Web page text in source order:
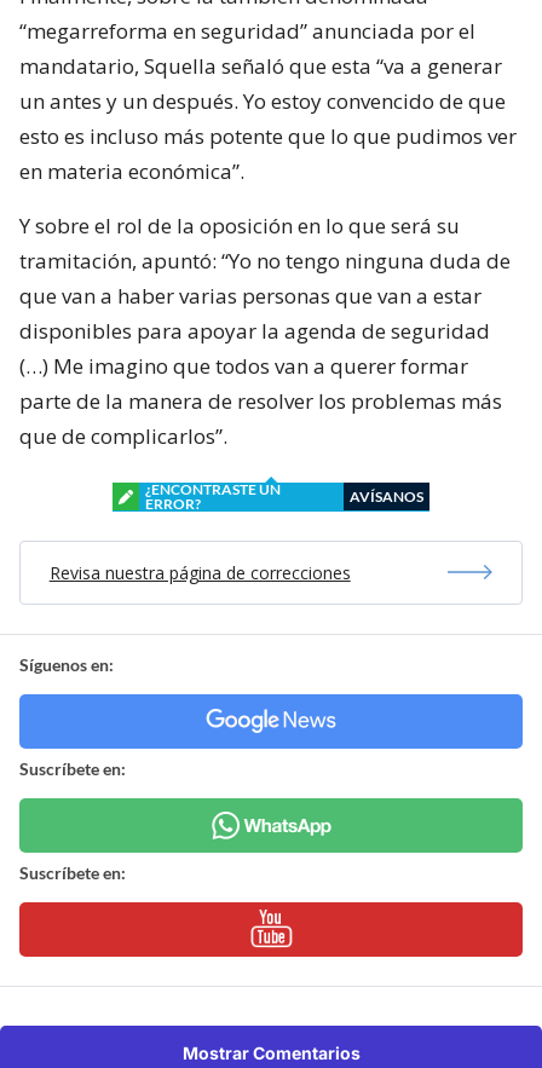
“megarreforma en seguridad” anunciada por el
mandatario, Squella señaló que esta “va a generar
un antes y un después. Yo estoy convencido de que
esto es incluso más potente que lo que pudimos ver
en materia económica”.
Y sobre el rol de la oposición en lo que será su
tramitación, apuntó: “Yo no tengo ninguna duda de
que van a haber varias personas que van a estar
disponibles para apoyar la agenda de seguridad
(…) Me imagino que todos van a querer formar
parte de la manera de resolver los problemas más
que de complicarlos”.
¿ENCONTRASTE UN
ERROR?
AVÍSANOS
Revisa nuestra página de correcciones
Síguenos en:
Suscríbete en:
Suscríbete en:
Mostrar Comentarios